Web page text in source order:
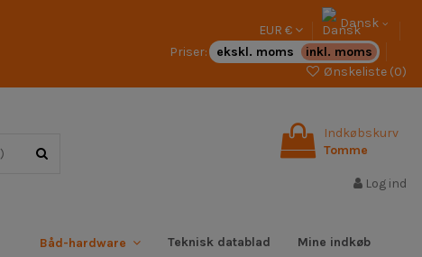
EUR €
Dansk
Priser:
ekskl. moms
inkl. moms
Ønskeliste (0)
Indkøbskurv
Tomme
Log ind
Båd-hardware Teknisk datablad Mine indkøb